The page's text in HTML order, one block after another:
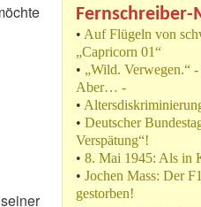
Fernschreiber-
• Auf Flügeln von
„Capricorn 01“
• „Wild. Verwegen.“
Aber… -
•
• Deutscher
Verspätung“!
• 8. Mai 1945: Als in
• Jochen Mass: Der
gestorben!